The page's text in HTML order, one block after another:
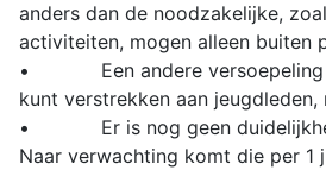
anders dan de noodzakelijke,
activiteiten, mogen alleen buiten
• Een andere versoepeling
kunt verstrekken aan
• Er is nog geen
Naar verwachting komt die per 1